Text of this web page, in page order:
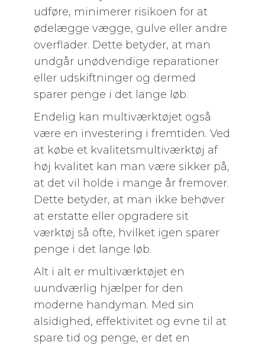
udføre, minimerer risikoen for at
ødelægge vægge, gulve eller andre
overflader. Dette betyder, at man
undgår unødvendige reparationer
eller udskiftninger og dermed
sparer penge i det lange løb.
Endelig kan multiværktøjet også
være en investering i fremtiden. Ved
at købe et kvalitetsmultiværktøj af
høj kvalitet kan man være sikker på,
at det vil holde i mange år fremover.
Dette betyder, at man ikke behøver
at erstatte eller opgradere sit
værktøj så ofte, hvilket igen sparer
penge i det lange løb.
Alt i alt er multiværktøjet en
uundværlig hjælper for den
moderne handyman. Med sin
alsidighed, effektivitet og evne til at
spare tid og penge, er det en